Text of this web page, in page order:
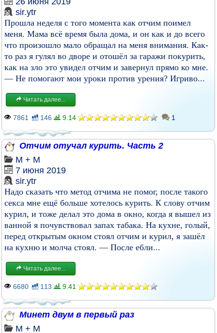
sir.ytr
Прошла неделя с того момента как отчим поимел
меня. Мама всё время была дома, и он как и до всего
что произошло мало обращал на меня внимания. Как-
то раз я гулял во дворе и отошёл за гаражи покурить,
как на зло это увидел отчим и завернул прямо ко мне.
— Не помогают мои уроки против урения? Игриво...
Читать далее...
7861 146 9.14 1
Отчим отучал курить. Часть 2
М + М
7 июня 2019
sir.ytr
Надо сказать что метод отчима не помог, после такого
секса мне ещё больше хотелось курить. К слову отчим
курил, и тоже делал это дома в окно, когда я вышел из
ванной я почувствовал запах табака. На кухне, голый,
перед открытым окном стоял отчим и курил, я зашёл
на кухню и молча стоял. — После ебли...
Читать далее...
6680 113 9.41
Минет двум в первый раз
М + М